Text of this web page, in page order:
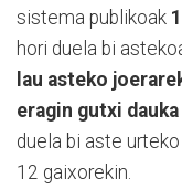
sistema publikoak
hori duela bi
lau asteko
eragin gutxi
duela bi aste
12 gaixorekin.